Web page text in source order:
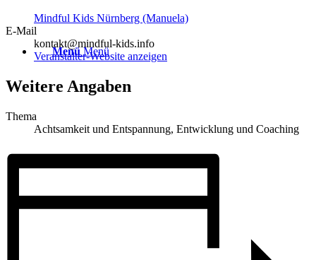
Menü Menü
Mindful Kids Nürnberg (Manuela)
E-Mail
kontakt@mindful-kids.info
Veranstalter-Website anzeigen
Weitere Angaben
Thema
Achtsamkeit und Entspannung, Entwicklung und Coaching